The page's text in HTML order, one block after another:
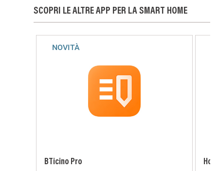
SCOPRI LE ALTRE APP PER LA SMART HOME
NOVITÀ
BTicino Pro